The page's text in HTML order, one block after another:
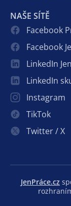
NAŠE SÍTĚ
Facebook
Facebook
LinkedIn
LinkedIn
Instagram
TikTok
Twitter / X
JenPráce.cz